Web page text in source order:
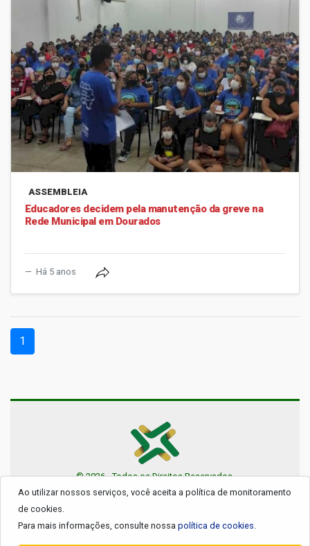
ASSEMBLEIA
Educadores decidem pela manutenção da greve na
Rede Municipal em Dourados
Há 5 anos
1
Ao utilizar nossos serviços, você aceita a política de monitoramento
de cookies.
Para mais informações, consulte nossa política de cookies.
© 2026 - Todos os Direitos Reservados.